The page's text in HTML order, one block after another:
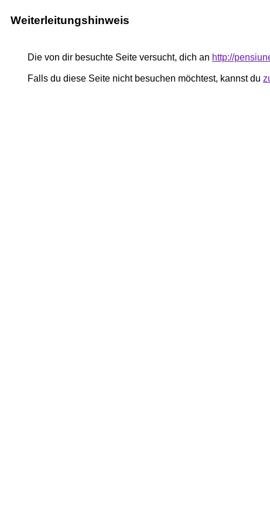
Weiterleitungshinweis
Die von dir besuchte Seite versucht, dich an http://
Falls du diese Seite nicht besuchen möchtest, kannst du